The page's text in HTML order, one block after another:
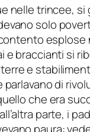
nelle trincee, si
solo
esplose
e braccianti si
e
di
che era
parte, i